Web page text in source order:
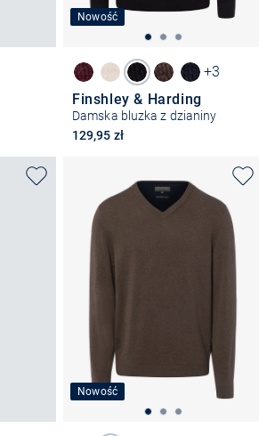
Nowość
+3
Finshley & Harding
Damska bluzka z dzianiny
129,95 zł
Nowość